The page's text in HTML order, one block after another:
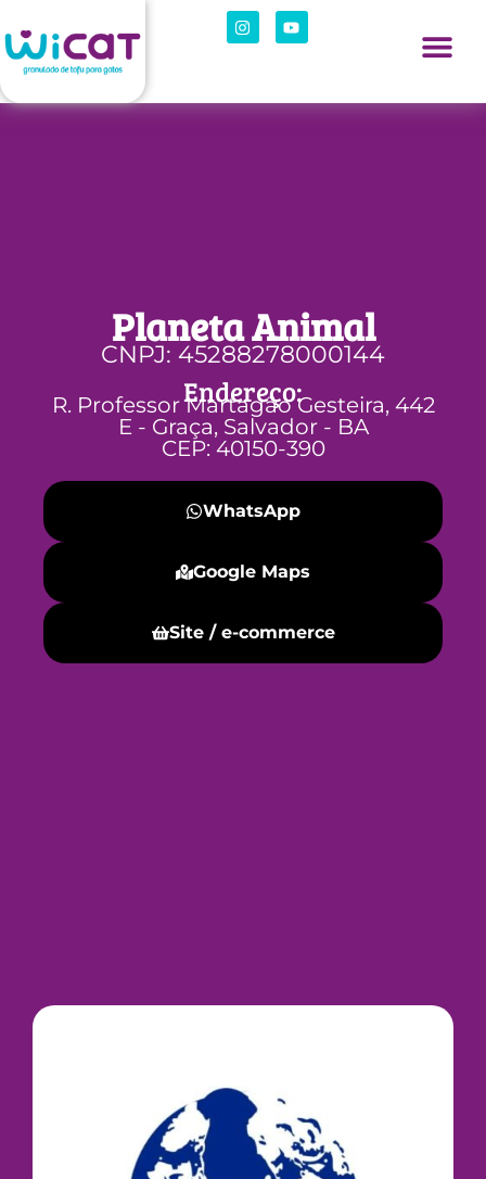
Planeta Animal
CNPJ: 45288278000144
Endereço:
R. Professor Martagão Gesteira, 442
E - Graça, Salvador - BA
CEP: 40150-390
WhatsApp
Google Maps
Site / e-commerce